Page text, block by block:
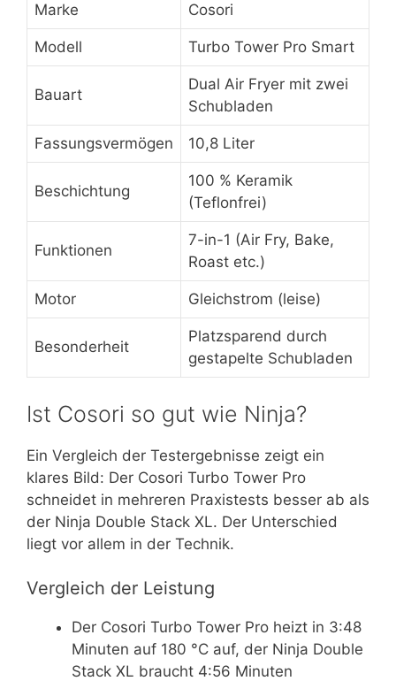
Marke Cosori
Modell Turbo Tower Pro Smart
Bauart
Dual Air Fryer mit zwei
Schubladen
Fassungsvermögen 10,8 Liter
Beschichtung
100 % Keramik
(Teflonfrei)
Funktionen
7-in-1 (Air Fry, Bake,
Roast etc.)
Motor Gleichstrom (leise)
Besonderheit
Platzsparend durch
gestapelte Schubladen
Ist Cosori so gut wie Ninja?
Ein Vergleich der Testergebnisse zeigt ein
klares Bild: Der Cosori Turbo Tower Pro
schneidet in mehreren Praxistests besser ab als
der Ninja Double Stack XL. Der Unterschied
liegt vor allem in der Technik.
Vergleich der Leistung
Der Cosori Turbo Tower Pro heizt in 3:48
Minuten auf 180 °C auf, der Ninja Double
Stack XL braucht 4:56 Minuten